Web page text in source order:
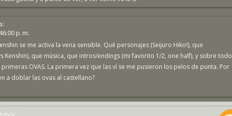
p. m.
se me activa la vena sensible. Qué personajes (Seijuro Hiko!), que
Kenshin), que música, que intros/endings (mi favorito 1/2, one half), y sobre todo
OVAS. La primera vez que las ví se me pusieron los pelos de punta. Por
a doblar las ovas al castellano?
says: